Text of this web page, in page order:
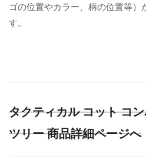
ゴの位置やカラー、柄の位置等）
す。
タクティカル コット コ
ツリー 商品詳細ページへ